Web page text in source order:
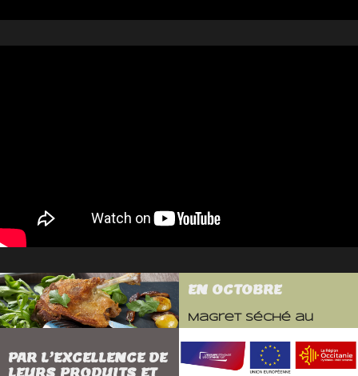
PAR L’EXCELLENCE DE
EN OCTOBRE
Magret séché au
d’espelette